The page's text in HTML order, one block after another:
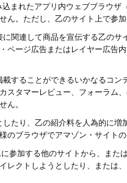
まれたアプリ内ウェブブラウ
ん。ただし、乙のサイト上で参
関連して商品を宣伝する乙の
ページ広告またはレイヤー広告
することができるいかなるコ
スタマーレビュー、フォーラム
ん。
したり、乙の紹介料を人為的に
のブラウザでアマゾン・サイト
参加する他のサイトから、ま
レクトしようとしたり、または